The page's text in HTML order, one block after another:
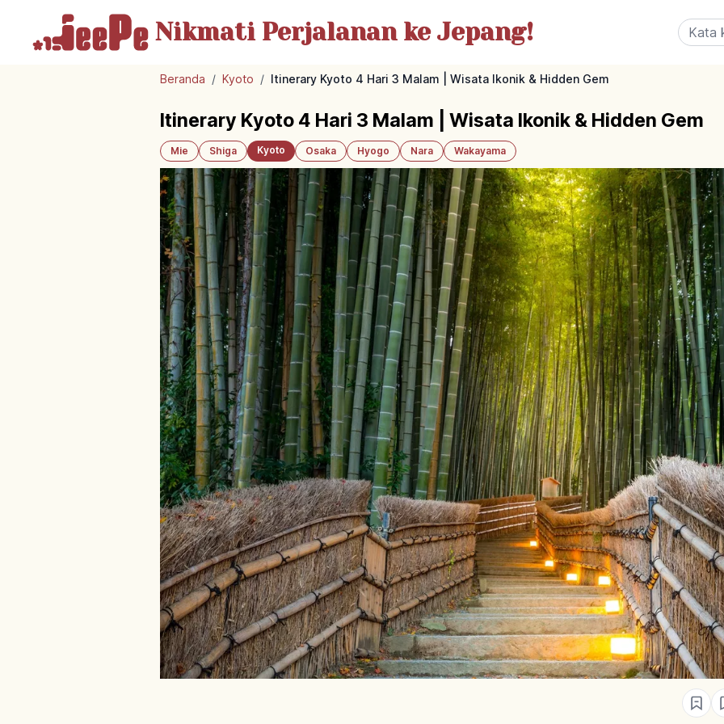
Nikmati Perjalananke Jepang!
Beranda / Kyoto / Itinerary Kyoto 4 Hari 3 Malam | Wisata Ikonik & Hidden Gem
Itinerary Kyoto 4 Hari 3 Malam | Wisata Ikonik & Hidden Gem
Mie Shiga Kyoto Osaka Hyogo Nara Wakayama